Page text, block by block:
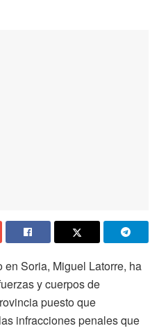
Soria, Miguel Latorre, ha
y cuerpos de
puesto que
infracciones penales que